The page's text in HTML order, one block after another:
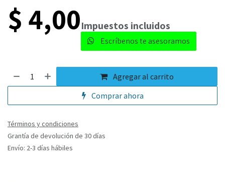
$ 4,00​​Impuestos incluidos
Escríbenos te asesoramos​
Agregar al carrito
Comprar ahora
Términos y condiciones
Grantía de devolución de 30 días
Envío: 2-3 días hábiles